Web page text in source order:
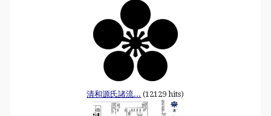
清和源氏諸流... (12129 hits)